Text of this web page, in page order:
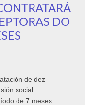
DO
de dez
social
de 7 meses.